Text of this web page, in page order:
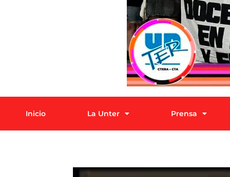
Inicio La Unter Prensa